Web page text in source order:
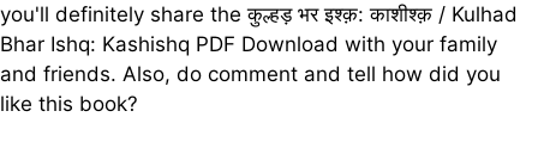
you'll definitely share the कुल्हड़ भर इश्क़: काशीश्क़ / Kulhad
Bhar Ishq: Kashishq PDF Download with your family
and friends. Also, do comment and tell how did you
like this book?